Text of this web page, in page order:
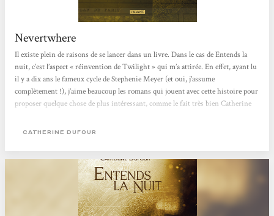
Nevertwhere
Il existe plein de raisons de se lancer dans un livre. Dans le cas de Entends la
nuit, c’est l’aspect « réinvention de Twilight » qui m’a attirée. En effet, ayant lu
il y a dix ans le fameux cycle de Stephenie Meyer (et oui, j'assume
complètement !), j’aime beaucoup les romans qui jouent avec cette histoire pour
proposer quelque chose de plus intéressant, comme le fait très bien Catherine
femme qui revient vivre à Paris parce qu’elle a obtenu un emploi dans une
CATHERINE DUFOUR